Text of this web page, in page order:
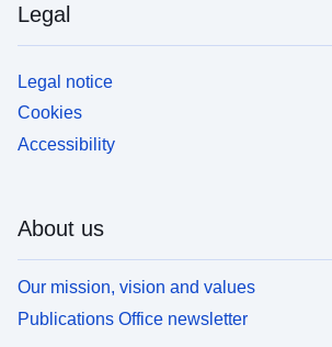
Legal
Legal notice
Cookies
Accessibility
About us
Our mission, vision and values
Publications Office newsletter